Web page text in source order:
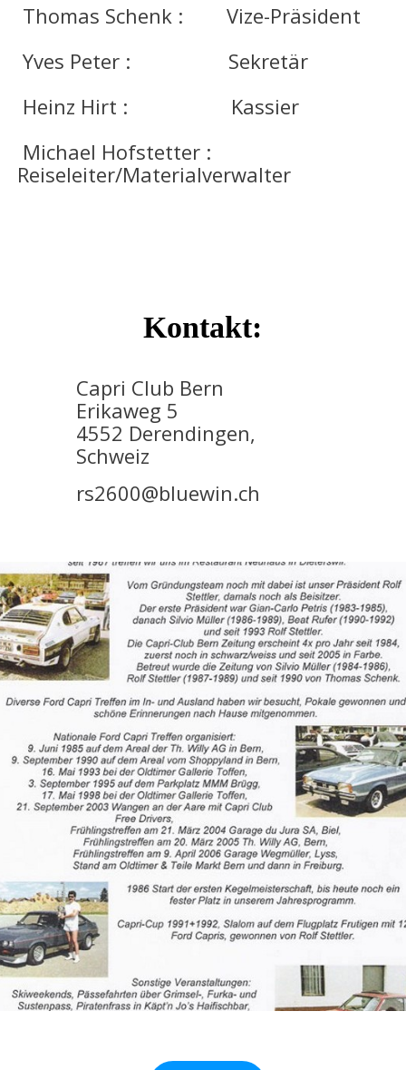
Thomas Schenk : Vize-Präsident
Yves Peter : Sekretär
Heinz Hirt : Kassier
Michael Hofstetter :
Reiseleiter/Materialverwalter
Kontakt:
Capri Club Bern
Erikaweg 5
4552 Derendingen,
Schweiz
rs2600@bluewin.ch